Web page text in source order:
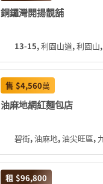
銅鑼灣開揚靚舖
13-15, 利園山道, 利園山, 銅鑼灣, 灣仔區, 香
售 $4,560萬
油麻地網紅麵包店
碧街, 油麻地, 油尖旺區, 九
租 $96,800